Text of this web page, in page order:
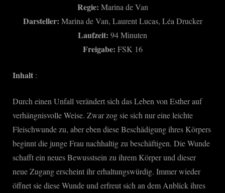
Regie: Marina de Van
Darsteller: Marina de Van, Laurent Lucas, Léa Drucker
Laufzeit: 94 Minuten
Freigabe: FSK 16
Inhalt :
Durch einen Unfall verändert sich das Leben von Esther auf
verhängnisvolle Weise. Zwar zog sie sich nur eine leichte
Fleischwunde zu, aber eben diese Beschädigung ihres Körpers
beginnt die junge Frau nachhaltig zu beschäftigen. Die Wunde
schafft ein neues Bewusstsein zu ihrem Körper und dieser
neue Zugang erscheint ihr erhaltungswürdig. Immer wieder
öffnet sie diese Wunde und erfreut sich an dem Anblick ihres